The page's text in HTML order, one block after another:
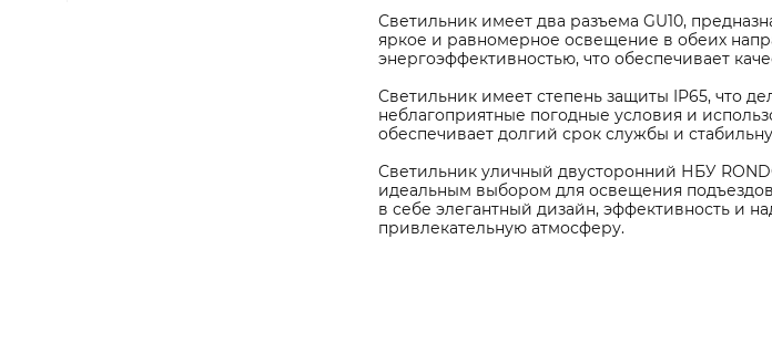
Светильник имеет два разъема GU10,
яркое и равномерное освещение в обеих
энергоэффективностью, что обеспечивает
Светильник имеет степень защиты IP65, что
неблагоприятные погодные условия и
обеспечивает долгий срок службы и
Светильник уличный двусторонний НБУ
идеальным выбором для освещения
в себе элегантный дизайн, эффективность и
привлекательную атмосферу.